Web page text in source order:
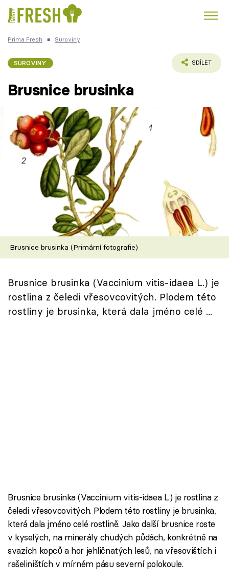
Česká kuchyně
Témata
Recepty
Články
TV Program
Škola vaření
Speciál: Cuketa
Těhotnej kuchař
Prima Fresh ■ Suroviny
SUROVINY SDÍLET
Brusnice brusinka
Brusnice brusinka (Primární fotografie)
Brusnice brusinka (Vaccinium vitis-idaea L.) je
rostlina z čeledi vřesovcovitých. Plodem této
rostliny je brusinka, která dala jméno celé ...
Brusnice brusinka (Vaccinium vitis-idaea L.) je rostlina z
čeledi vřesovcovitých. Plodem této rostliny je brusinka,
která dala jméno celé rostlině. Jako další brusnice roste
v kyselých, na minerály chudých půdách, konkrétně na
svazích kopců a hor jehličnatých lesů, na vřesovištích i
rašeliništích v mírném pásu severní polokoule.